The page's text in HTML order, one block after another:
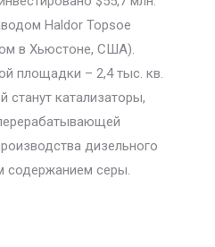
Haldor Topsoe
в Хьюстоне, США).
площадки – 2,4 тыс. кв.
станут катализаторы,
дизельного
содержанием серы.